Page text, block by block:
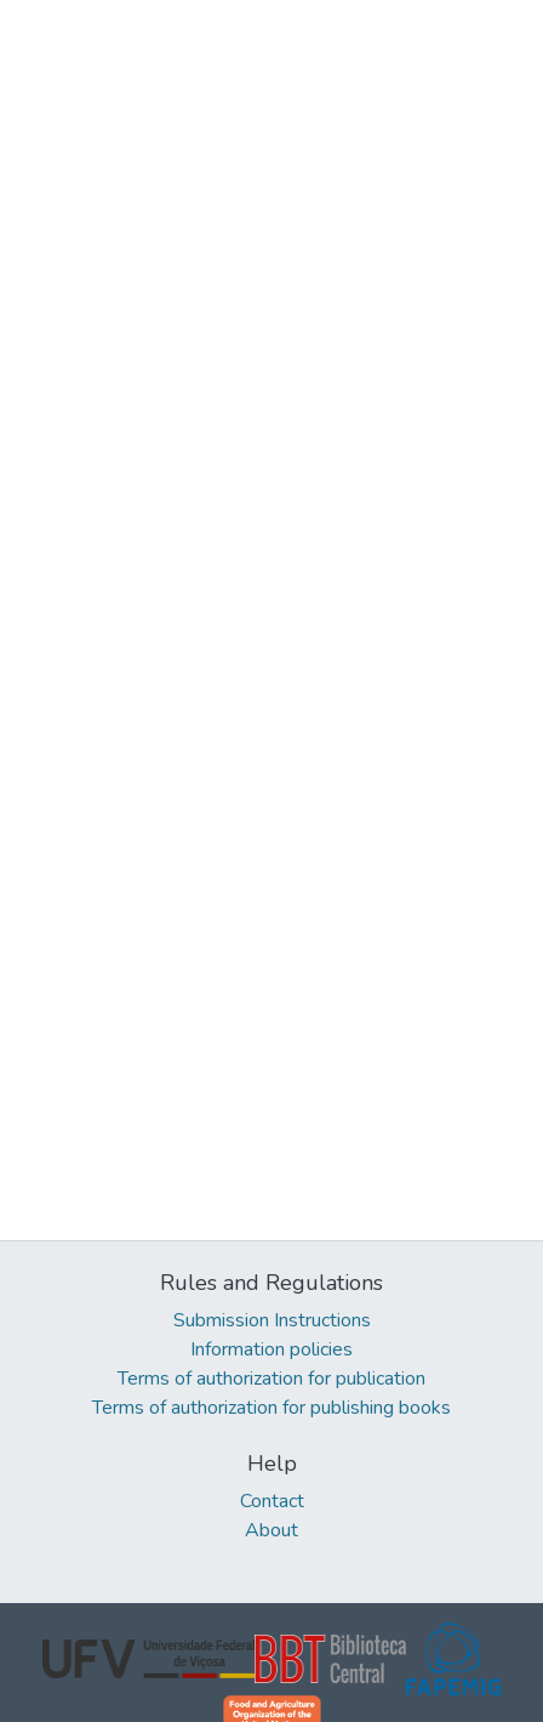
Rules and Regulations
Submission Instructions
Information policies
Terms of authorization for publication
Terms of authorization for publishing books
Help
Contact
About